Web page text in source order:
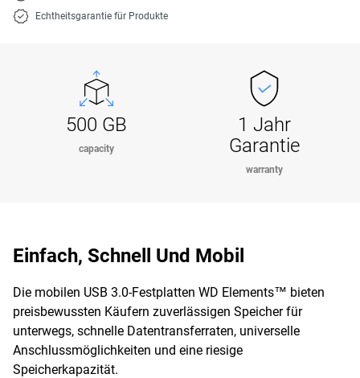
Echtheitsgarantie für Produkte
500 GB
capacity
1 Jahr
Garantie
warranty
Einfach, Schnell Und Mobil
Die mobilen USB 3.0-Festplatten WD Elements™ bieten
preisbewussten Käufern zuverlässigen Speicher für
unterwegs, schnelle Datentransferraten, universelle
Anschlussmöglichkeiten und eine riesige
Speicherkapazität.